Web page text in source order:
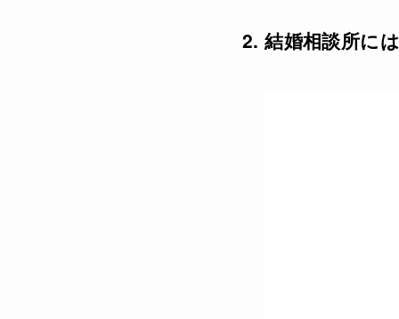
2. 結婚相談所に